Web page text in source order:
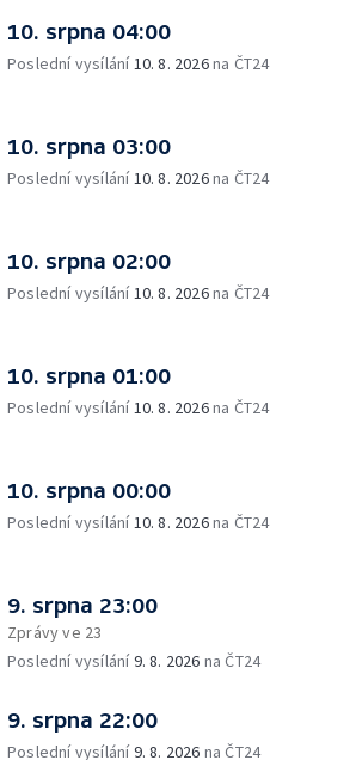
10. srpna 04:00
Poslední vysílání10. 8. 2026na ČT24
10. srpna 03:00
Poslední vysílání10. 8. 2026na ČT24
10. srpna 02:00
Poslední vysílání10. 8. 2026na ČT24
10. srpna 01:00
Poslední vysílání10. 8. 2026na ČT24
10. srpna 00:00
Poslední vysílání10. 8. 2026na ČT24
9. srpna 23:00
Zprávy ve 23
Poslední vysílání9. 8. 2026 na ČT24
9. srpna 22:00
Poslední vysílání9. 8. 2026 na ČT24